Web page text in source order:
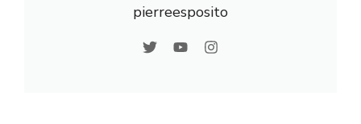
pierreesposito